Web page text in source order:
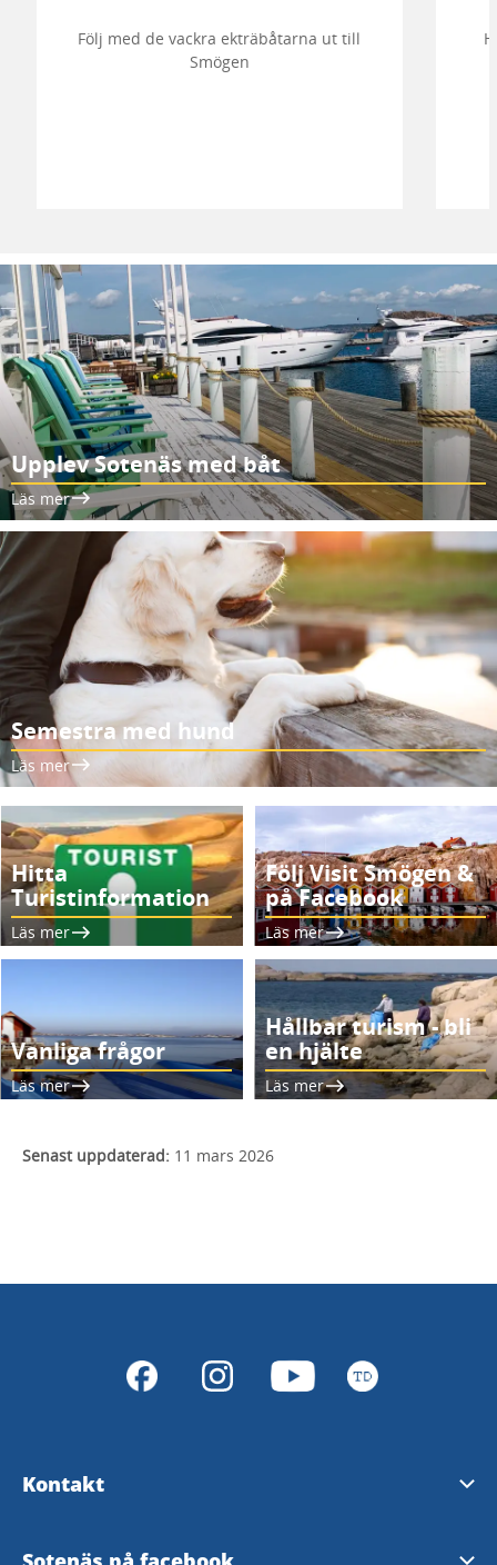
Följ med de vackra ekträbåtarna ut till
Smögen
Upplev Sotenäs med båt
Läs mer
Semestra med hund
Läs mer
Hitta
Turistinformation
Läs mer
Följ Visit Smögen &
på Facebook
Läs mer
Vanliga frågor
Läs mer
Hållbar turism - bli
en hjälte
Läs mer
Senast uppdaterad: 11 mars 2026
Kontakt
Turistinformation